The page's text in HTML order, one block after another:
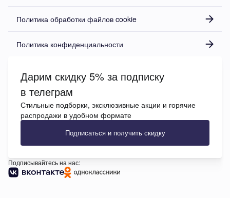
Политика обработки файлов cookie
Политика конфиденциальности
Дарим скидку 5% за подписку
в телеграм
Стильные подборки, эксклюзивные акции и горячие
распродажи в удобном формате
Подписаться и получить скидку
Подписывайтесь на нас: